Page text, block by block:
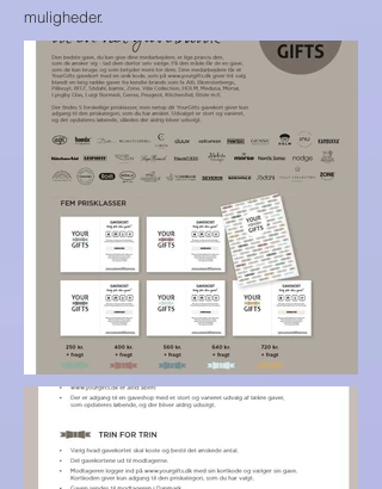
muligheder.